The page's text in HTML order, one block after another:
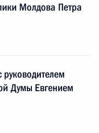
Молдова Петра
руководителем
Думы Евгением